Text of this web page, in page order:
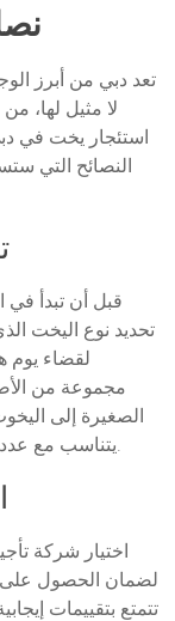
تعد دبي من أبرز
لا مثيل لها،
استئجار يخت في
النصائح التي
قبل أن تبدأ
تحديد نوع اليخت
لقضاء يوم
مجموعة من
الصغيرة إلى
يتناسب مع عدد الأشخاص والأنشطة التي ترغب في القيام بها.
اختيار شركة
لضمان الحصول على
تتمتع بتقييمات